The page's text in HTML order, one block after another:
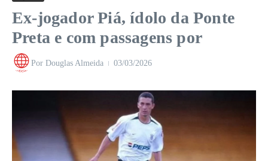
Ex-jogador Piá, ídolo da Ponte
Preta e com passagens por
Por Douglas Almeida 03/03/2026